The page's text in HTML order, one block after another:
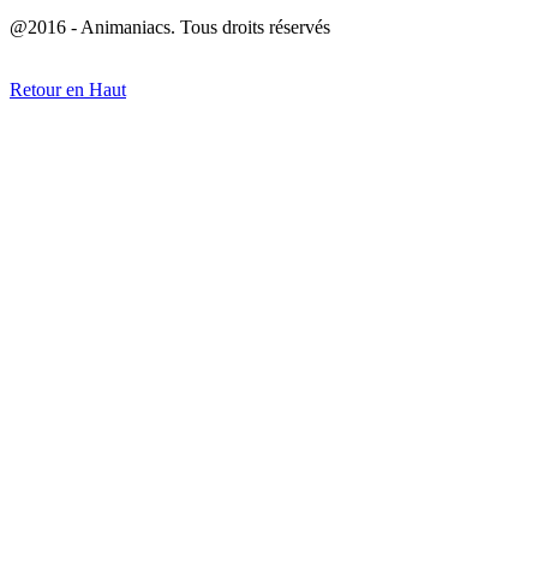
@2016 - Animaniacs. Tous droits réservés
Retour en Haut